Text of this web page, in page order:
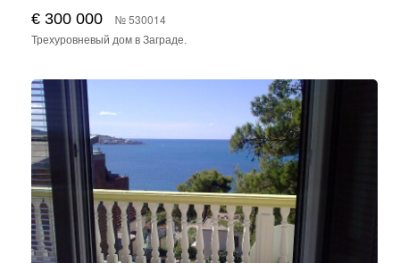
€ 300 000 № 530014
Трехуровневый дом в Заграде.